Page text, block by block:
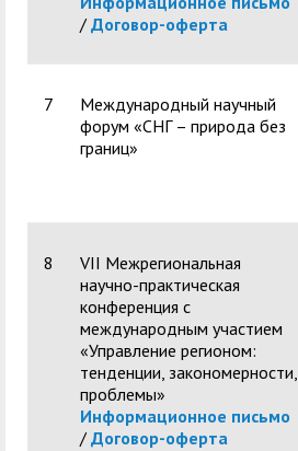
/ Договор-оферта
7
Международный научный
форум «СНГ – природа без
границ»
8
VII Межрегиональная
научно-практическая
конференция с
международным участием
«Управление регионом:
тенденции, закономерности,
проблемы»
Информационное письмо
/ Договор-оферта